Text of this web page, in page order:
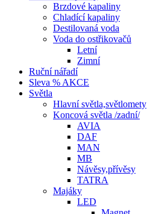
Brzdové kapaliny
Chladící kapaliny
Destilovaná voda
Voda do ostřikovačů
Letní
Zimní
Ruční nářadí
Sleva % AKCE
Světla
Hlavní světla,světlomety
Koncová světla /zadní/
AVIA
DAF
MAN
MB
Návěsy,přívěsy
TATRA
Majáky
LED